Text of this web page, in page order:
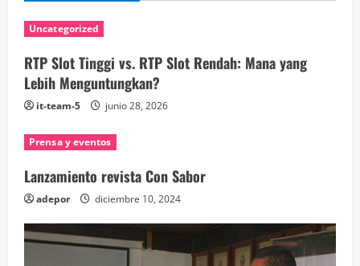
Uncategorized
RTP Slot Tinggi vs. RTP Slot Rendah: Mana yang
Lebih Menguntungkan?
it-team-5 junio 28, 2026
Prensa y eventos
Lanzamiento revista Con Sabor
adepor diciembre 10, 2024